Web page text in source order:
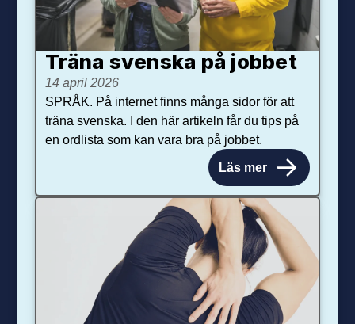
Träna svenska på jobbet
14 april 2026
SPRÅK. På internet finns många sidor för att
träna svenska. I den här artikeln får du tips på
en ordlista som kan vara bra på jobbet.
Läs mer